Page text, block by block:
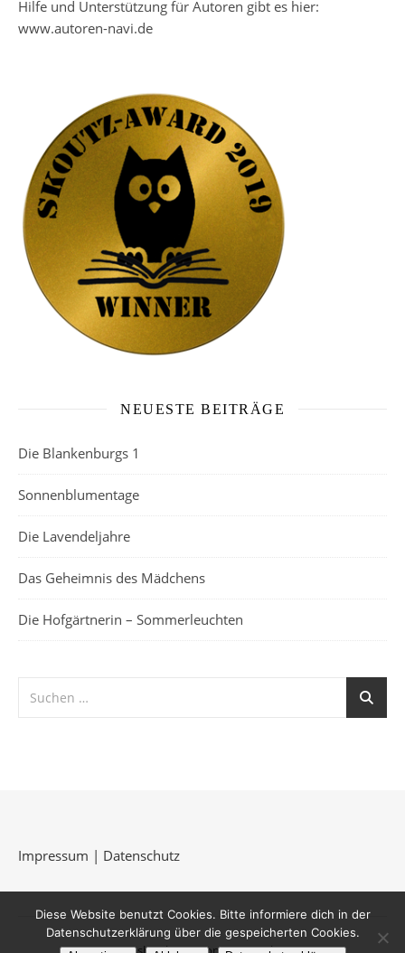
Hilfe und Unterstützung für Autoren gibt es hier:
www.autoren-navi.de
NEUESTE BEITRÄGE
Die Blankenburgs 1
Sonnenblumentage
Die Lavendeljahre
Das Geheimnis des Mädchens
Die Hofgärtnerin – Sommerleuchten
Impressum | Datenschutz
Diese Website benutzt Cookies. Bitte informiere dich in der
Datenschutzerklärung über die gespeicherten Cookies.